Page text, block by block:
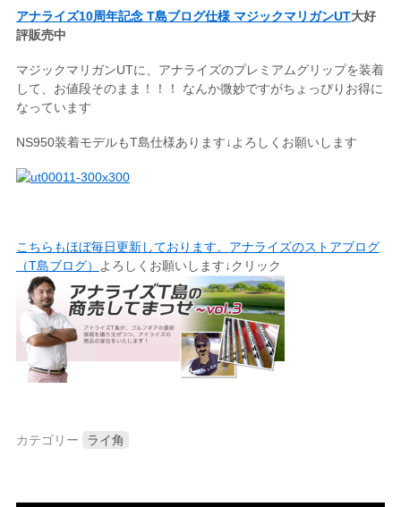
アナライズ10周年記念 T島ブログ仕様 マジックマリガンUT大好
評販売中
マジックマリガンUTに、アナライズのプレミアムグリップを装着
して、お値段そのまま！！！ なんか微妙ですがちょっぴりお得に
なっています
NS950装着モデルもT島仕様あります↓よろしくお願いします
こちらもほぼ毎日更新しております。アナライズのストアブログ
（T島ブログ） よろしくお願いします↓クリック
カテゴリー ライ角